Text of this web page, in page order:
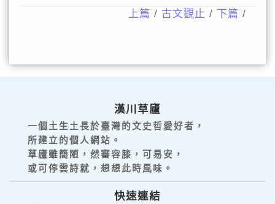
上篇 / 古文觀止 / 下篇 /
漢川草廬
一個土生土長於臺灣的文史哲愛好者，
所建立的個人網站。
草廬雖簡陋，然審容膝，可易安，
或可停雲詩就，想想此時風味。
快速連結